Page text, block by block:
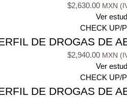
$2,630.00
Ver
CHECK UP/
DE DROGAS DE
$2,940.00
Ver
CHECK UP/
DE DROGAS DE